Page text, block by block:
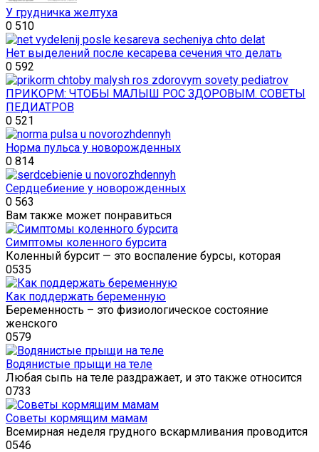
У грудничка желтуха
0 510
Нет выделений после кесарева сечения что делать
0 592
ПРИКОРМ: ЧТОБЫ МАЛЫШ РОС ЗДОРОВЫМ. СОВЕТЫ
ПЕДИАТРОВ
0 521
Норма пульса у новорожденных
0 814
Сердцебиение у новорожденных
0 563
Вам также может понравиться
Симптомы коленного бурсита
Коленный бурсит — это воспаление бурсы, которая
0535
Как поддержать беременную
Беременность – это физиологическое состояние
женского
0579
Водянистые прыщи на теле
Любая сыпь на теле раздражает, и это также относится
0733
Советы кормящим мамам
Всемирная неделя грудного вскармливания проводится
0546